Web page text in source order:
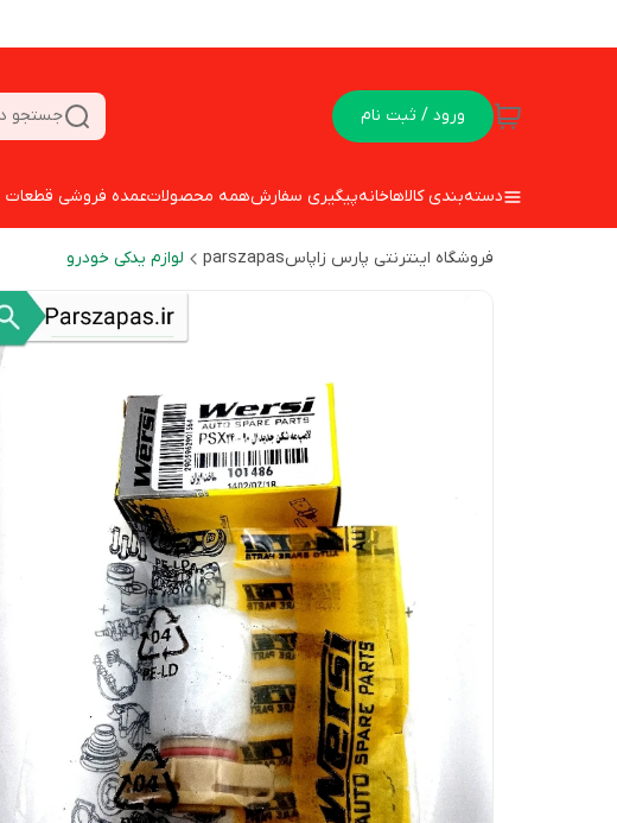
ورود / ثبت نام جستجو
دسته‌بندی کالاهاخانهپیگیری سفارشهمه محصولاتعمده فروشی قطعات
فروشگاه اینترنتی پارس زاپاسparszapas لوازم یدکی خودرو